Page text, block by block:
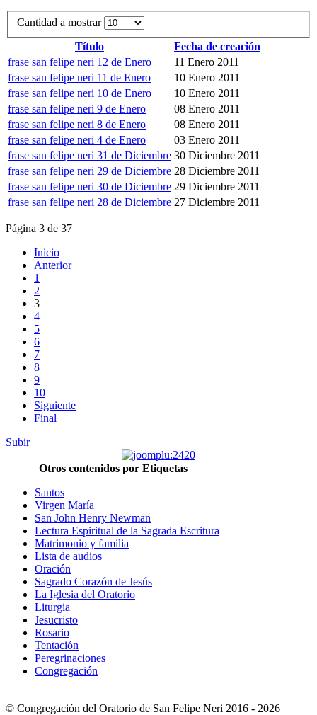
Cantidad a mostrar
Título
Fecha de creación
frase san felipe neri 12 de Enero
11 Enero 2011
frase san felipe neri 11 de Enero
10 Enero 2011
frase san felipe neri 10 de Enero
10 Enero 2011
frase san felipe neri 9 de Enero
08 Enero 2011
frase san felipe neri 8 de Enero
08 Enero 2011
frase san felipe neri 4 de Enero
03 Enero 2011
frase san felipe neri 31 de Diciembre 30 Diciembre 2011
frase san felipe neri 29 de Diciembre 28 Diciembre 2011
frase san felipe neri 30 de Diciembre 29 Diciembre 2011
frase san felipe neri 28 de Diciembre 27 Diciembre 2011
Página 3 de 37
Inicio
Anterior
1
2
3
4
5
6
7
8
9
10
Siguiente
Final
Subir
Otros contenidos por Etiquetas
Santos
Virgen María
San John Henry Newman
Lectura Espiritual de la Sagrada Escritura
Matrimonio y familia
Lista de audios
Oración
Sagrado Corazón de Jesús
La Iglesia del Oratorio
Liturgia
Jesucristo
Rosario
Tentación
Peregrinaciones
Congregación
© Congregación del Oratorio de San Felipe Neri 2016 - 2026